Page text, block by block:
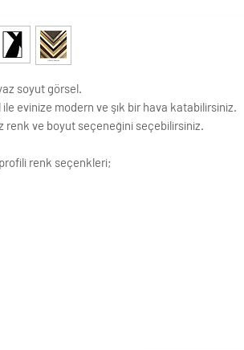
soyut görsel.
ile evinize modern ve şık bir hava katabilirsiniz.
renk ve boyut seçeneğini seçebilirsiniz.
renk seçenkleri;